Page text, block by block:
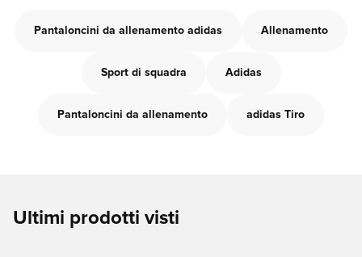
Pantaloncini da allenamento adidas Allenamento
Sport di squadra Adidas
Pantaloncini da allenamento adidas Tiro
Ultimi prodotti visti